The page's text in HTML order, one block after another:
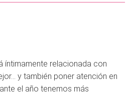
íntimamente relacionada con
y también poner atención en
el año tenemos más